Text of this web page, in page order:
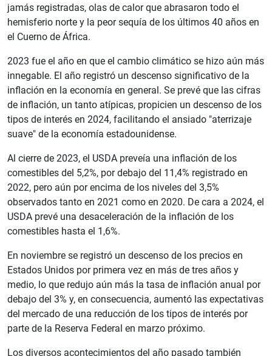
jamás registradas, olas de calor que abrasaron todo el
hemisferio norte y la peor sequía de los últimos 40 años en
el Cuerno de África.
2023 fue el año en que el cambio climático se hizo aún más
innegable. El año registró un descenso significativo de la
inflación en la economía en general. Se prevé que las cifras
de inflación, un tanto atípicas, propicien un descenso de los
tipos de interés en 2024, facilitando el ansiado "aterrizaje
suave" de la economía estadounidense.
Al cierre de 2023, el USDA preveía una inflación de los
comestibles del 5,2%, por debajo del 11,4% registrado en
2022, pero aún por encima de los niveles del 3,5%
observados tanto en 2021 como en 2020. De cara a 2024, el
USDA prevé una desaceleración de la inflación de los
comestibles hasta el 1,6%.
En noviembre se registró un descenso de los precios en
Estados Unidos por primera vez en más de tres años y
medio, lo que redujo aún más la tasa de inflación anual por
debajo del 3% y, en consecuencia, aumentó las expectativas
del mercado de una reducción de los tipos de interés por
parte de la Reserva Federal en marzo próximo.
Los diversos acontecimientos del año pasado también